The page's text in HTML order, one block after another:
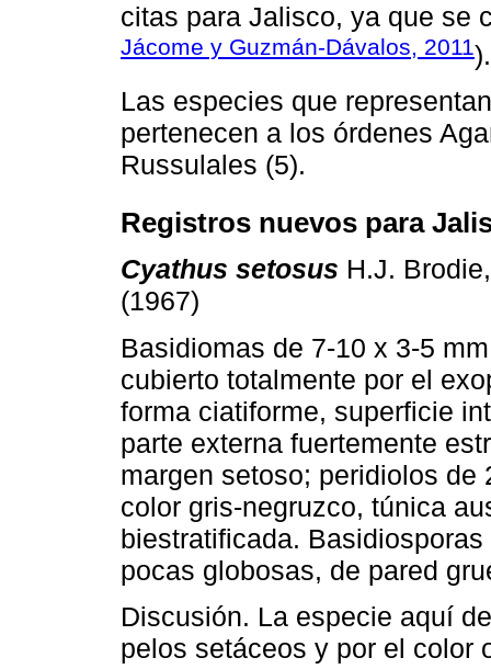
citas para Jalisco, ya que se
Jácome y Guzmán-Dávalos, 2011).
Las especies que
pertenecen a los órdenes
Russulales (5).
Registros nuevos para
Cyathus setosus H.J.
(1967)
Basidiomas de 7-10 x 3-5
cubierto totalmente por el
forma ciatiforme, superficie
parte externa fuertemente
margen setoso; peridiolos de
color gris-negruzco, túnica
biestratificada.
pocas globosas, de pared
Discusión. La especie aquí
pelos setáceos y por el color